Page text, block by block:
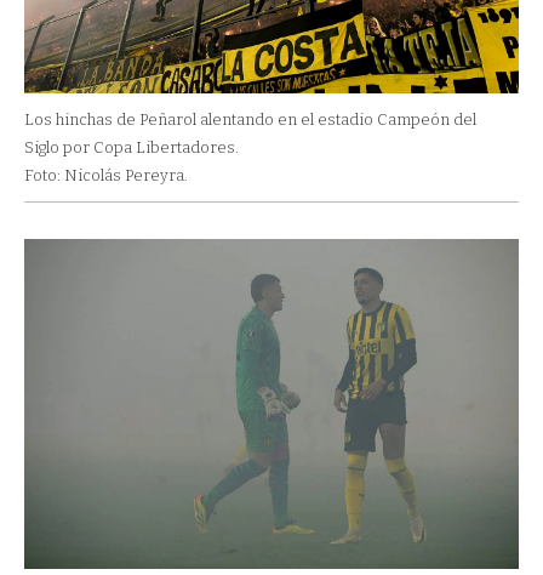
Los hinchas de Peñarol alentando en el estadio Campeón del
Siglo por Copa Libertadores.
Foto: Nicolás Pereyra.